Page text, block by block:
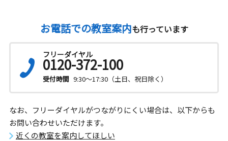
お電話での教室案内も行っています
フリーダイヤル
0120-372-100
受付時間 9:30～17:30（土日、祝日除く）
なお、フリーダイヤルがつながりにくい場合は、以下からも
お問い合わせいただけます。
近くの教室を案内してほしい